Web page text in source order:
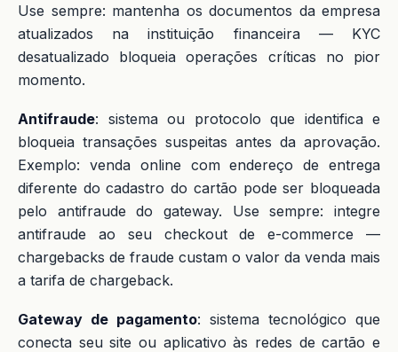
Use sempre: mantenha os documentos da empresa
atualizados na instituição financeira — KYC
desatualizado bloqueia operações críticas no pior
momento.
Antifraude: sistema ou protocolo que identifica e
bloqueia transações suspeitas antes da aprovação.
Exemplo: venda online com endereço de entrega
diferente do cadastro do cartão pode ser bloqueada
pelo antifraude do gateway. Use sempre: integre
antifraude ao seu checkout de e-commerce —
chargebacks de fraude custam o valor da venda mais
a tarifa de chargeback.
Gateway de pagamento: sistema tecnológico que
conecta seu site ou aplicativo às redes de cartão e